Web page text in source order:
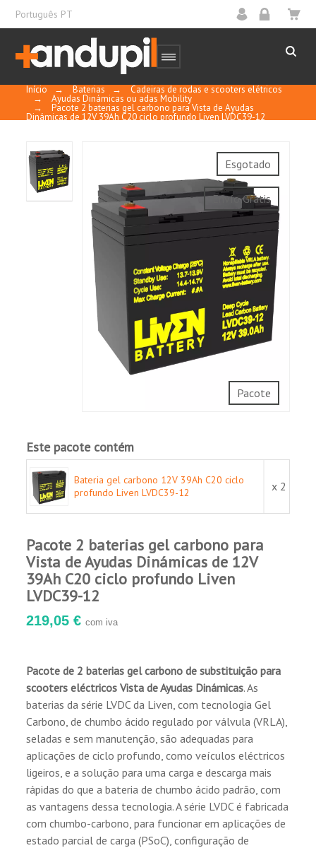
Português PT
Início → Baterias → Cadeiras de rodas e scooters elétricos
→ Ayudas Dinámicas ou adas Mobility
→ Pacote 2 baterias gel carbono para Vista de Ayudas
Dinámicas de 12V 39Ah C20 ciclo profundo Liven LVDC39-12
Pacote
Esgotado
Envío Gratis
Este pacote contém
Bateria gel carbono 12V 39Ah C20 ciclo
profundo Liven LVDC39-12
x 2
Pacote 2 baterias gel carbono para
Vista de Ayudas Dinámicas de 12V
39Ah C20 ciclo profundo Liven
LVDC39-12
219,05 € com iva
Pacote de 2 baterias gel carbono de substituição para
scooters eléctricosVista de Ayudas Dinámicas. As
baterias da série LVDC da Liven, com tecnologia Gel
Carbono, de chumbo ácido regulado por válvula (VRLA),
seladas e sem manutenção, são adequadas para
aplicações de ciclo profundo, como veículos eléctricos
ligeiros, e a solução para uma carga e descarga mais
rápidas do que a bateria de chumbo ácido padrão, com
as vantagens dessa tecnologia. A série LVDC é fabricada
com chumbo-carbono, para funcionar em aplicações de
estado parcial de carga (PSoC), configuração de
Aplicações:
Cadeiras de rodas.
Carrinhos de golfe.
Varredoras e esfregadoras.
Veículos eléctricos.
Cortadores de relva.
Energia eléctrica portátil.
Sistemas ferroviários e marítimos.
Equipamentos médicos.
Energias renováveis.